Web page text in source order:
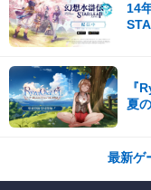
14
『
夏
最新ゲ